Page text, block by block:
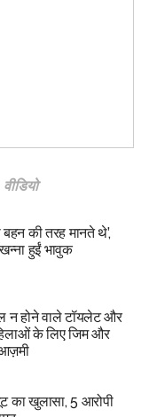
वीडियो
की तरह मानते थे’,
हुईं भावुक
न होने वाले टॉयलेट और
के लिए जिम और
आज़मी
का खुलासा, 5 आरोपी